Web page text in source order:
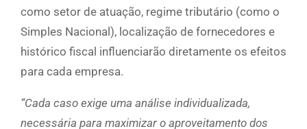
como setor de atuação, regime tributário (como o
Simples Nacional), localização de fornecedores e
histórico fiscal influenciarão diretamente os efeitos
para cada empresa.
“Cada caso exige uma análise individualizada,
necessária para maximizar o aproveitamento dos